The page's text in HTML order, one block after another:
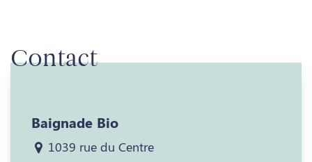
Contact
Baignade Bio
1039 rue du Centre